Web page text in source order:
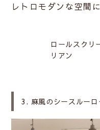
レトロモダンな空間
ロールスクリ
リアン
3. 麻風のシースルー